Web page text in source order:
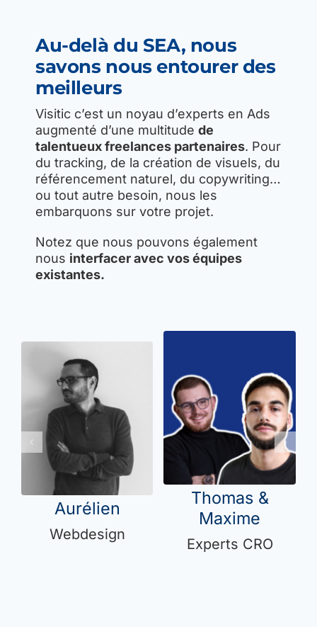
Au-delà du SEA, nous
savons nous entourer des
meilleurs
Visitic c’est un noyau d’experts en Ads
augmenté d’une multitude de
talentueux freelances partenaires. Pour
du tracking, de la création de visuels, du
référencement naturel, du copywriting…
ou tout autre besoin, nous les
embarquons sur votre projet.
Notez que nous pouvons également
nous interfacer avec vos équipes
existantes.
Aurélien
Webdesign
Thomas &
Maxime
Experts CRO